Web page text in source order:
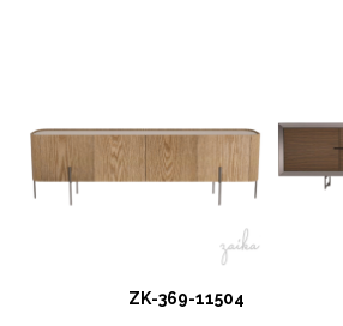
ZK-369-11504